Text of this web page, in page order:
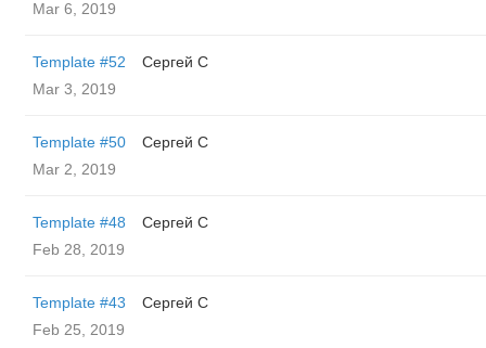
Mar 6, 2019
Template #52
Сергей С
Mar 3, 2019
Template #50
Сергей С
Mar 2, 2019
Template #48
Сергей С
Feb 28, 2019
Template #43
Сергей С
Feb 25, 2019